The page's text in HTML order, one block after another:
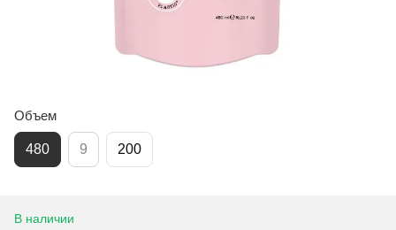
Объем
480 9 200
В наличии